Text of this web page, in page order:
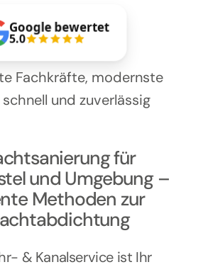
NEWS
Kontakt
Google bewertet
5.0
Fachkräfte, modernste
schnell und zuverlässig
für
und Umgebung –
Methoden zur
& Kanalservice ist Ihr